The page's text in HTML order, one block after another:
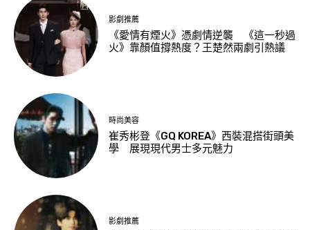
影劇推薦
《愛情有煙火》憑劇情逆襲 《這一秒過
火》靠顏值撐熱度？王楚然兩劇引熱議
時尚美容
崔秀彬登《GQ KOREA》西裝混搭街頭美
學 展現現代男士多元魅力
影劇推薦